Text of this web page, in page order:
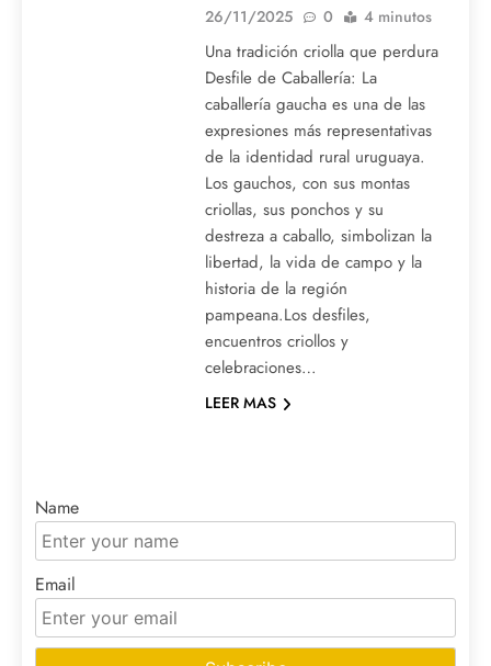
26/11/2025
0 4 minutos
Una tradición criolla que perdura
Desfile de Caballería: La
caballería gaucha es una de las
expresiones más representativas
de la identidad rural uruguaya.
Los gauchos, con sus montas
criollas, sus ponchos y su
destreza a caballo, simbolizan la
libertad, la vida de campo y la
historia de la región
pampeana.Los desfiles,
encuentros criollos y
celebraciones…
LEER MAS
Name
Email